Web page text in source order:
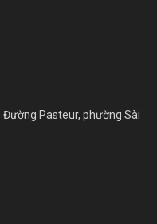
Đường Pasteur, phường Sài